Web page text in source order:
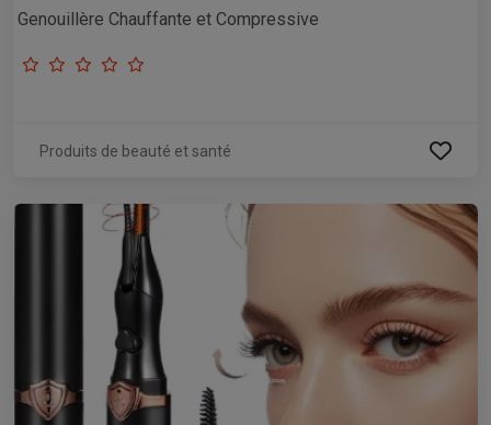
Genouillère Chauffante et Compressive
Produits de beauté et santé